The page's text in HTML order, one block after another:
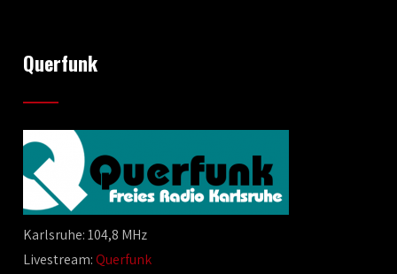
Querfunk
Karlsruhe: 104,8 MHz
Livestream:Querfunk